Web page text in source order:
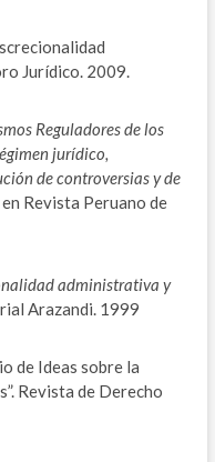
Jurídico. 2009.
Reguladores de los
jurídico,
de controversias y de
Revista Peruano de
administrativa y
Arazandi. 1999
de Ideas sobre la
Revista de Derecho